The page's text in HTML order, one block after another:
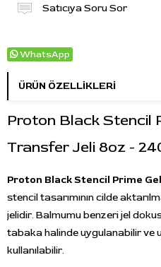
Satıcıya Soru Sor
WhatsApp
ÜRÜN ÖZELLIKLERI
Proton Black Stencil
Transfer Jeli 8oz -
Proton Black Stencil Prime Gel
stencil tasarımının cilde
jelidir. Balmumu benzeri jel
tabaka halinde uygulanabilir ve
kullanılabilir.